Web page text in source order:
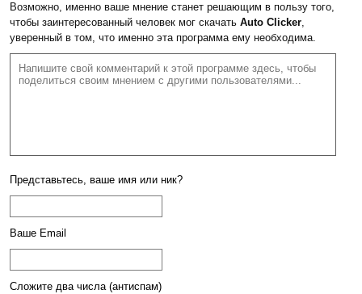
Возможно, именно ваше мнение станет решающим в пользу того,
чтобы заинтересованный человек мог скачать Auto Clicker,
уверенный в том, что именно эта программа ему необходима.
Представьтесь, ваше имя или ник?
Ваше Email
Сложите два числа (антиспам)